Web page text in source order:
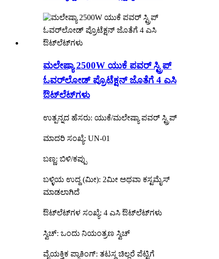
ಮಲೇಷ್ಯಾ 2500W ಯುಕೆ ಪವರ್ ಸ್ಟ್ರಿಪ್
ಓವರ್‌ಲೋಡ್ ಪ್ರೊಟೆಕ್ಷನ್ ಜೊತೆಗೆ 4 ಎಸಿ
ಔಟ್‌ಲೆಟ್‌ಗಳು
ಉತ್ಪನ್ನದ ಹೆಸರು: ಯುಕೆ/ಮಲೇಷ್ಯಾ ಪವರ್ ಸ್ಟ್ರಿಪ್
ಮಾದರಿ ಸಂಖ್ಯೆ: UN-01
ಬಣ್ಣ: ಬಿಳಿ/ಕಪ್ಪು
ಬಳ್ಳಿಯ ಉದ್ದ (ಮೀ): 2ಮೀ ಅಥವಾ ಕಸ್ಟಮೈಸ್
ಮಾಡಲಾಗಿದೆ
ಔಟ್‌ಲೆಟ್‌ಗಳ ಸಂಖ್ಯೆ: 4 ಎಸಿ ಔಟ್‌ಲೆಟ್‌ಗಳು
ಸ್ವಿಚ್: ಒಂದು ನಿಯಂತ್ರಣ ಸ್ವಿಚ್
ವೈಯಕ್ತಿಕ ಪ್ಯಾಕಿಂಗ್: ತಟಸ್ಥ ಚಿಲ್ಲರೆ ಪೆಟ್ಟಿಗೆ